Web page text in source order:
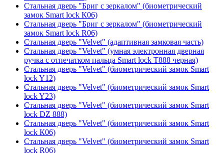
Стальная дверь "Бриг с зеркалом" (биометрический
замок Smart lock К06)
Стальная дверь "Бриг с зеркалом" (биометрический
замок Smart lock R06)
Стальная дверь "Velvet" (адаптивная замковая часть)
Стальная дверь "Velvet" (умная электронная дверная
ручка с отпечатком пальца Smart lock T888 черная)
Стальная дверь "Velvet" (биометрический замок Smart
lock Y12)
Стальная дверь "Velvet" (биометрический замок Smart
lock Y23)
Стальная дверь "Velvet" (биометрический замок Smart
lock DZ 888)
Стальная дверь "Velvet" (биометрический замок Smart
lock К06)
Стальная дверь "Velvet" (биометрический замок Smart
lock R06)